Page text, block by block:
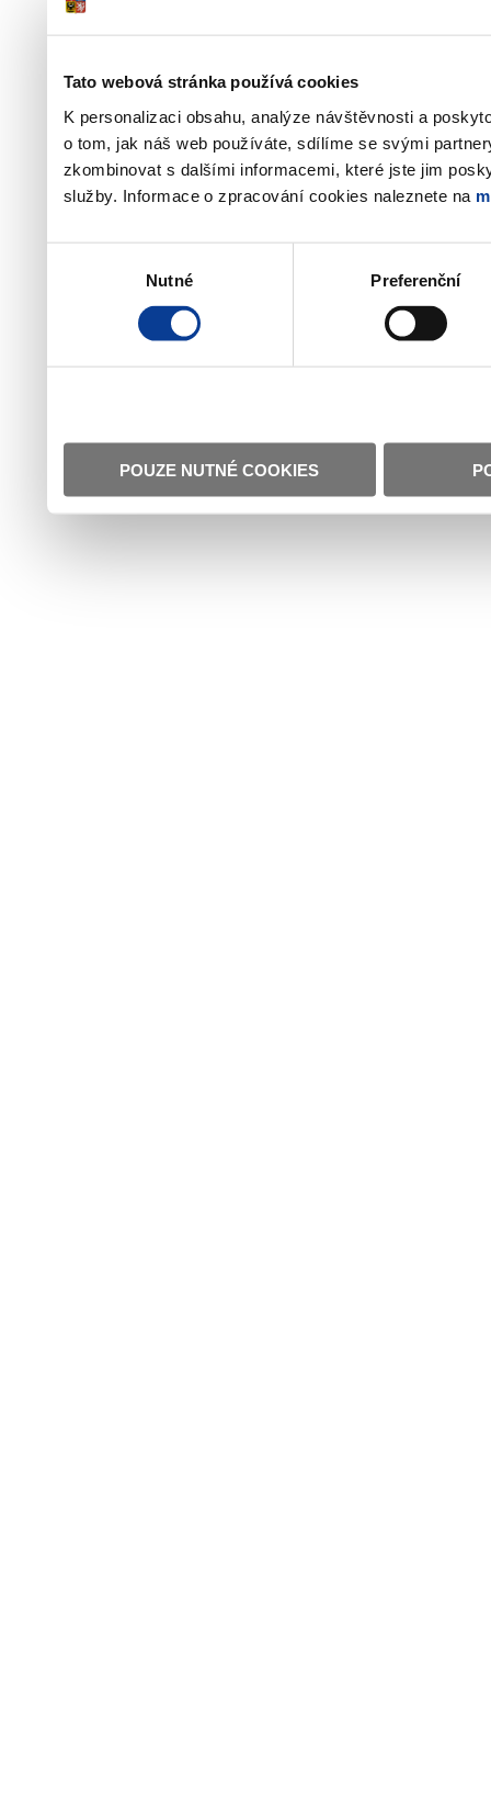
Tato webová stránka používá cookies
K personalizaci obsahu, analýze návštěvnosti a
o tom, jak náš web používáte, sdílíme se svými
zkombinovat s dalšími informacemi, které jste jim
služby. Informace o zpracování cookies naleznete na
Nutné Preferenční
POUZE NUTNÉ COOKIES